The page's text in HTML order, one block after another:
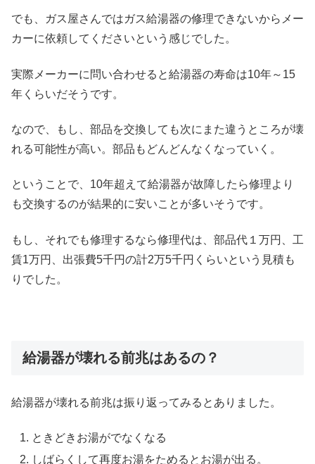
でも、ガス屋さんではガス給湯器の修理できないからメー
カーに依頼してくださいという感じでした。
実際メーカーに問い合わせると給湯器の寿命は10年～15
年くらいだそうです。
なので、もし、部品を交換しても次にまた違うところが壊
れる可能性が高い。部品もどんどんなくなっていく。
ということで、10年超えて給湯器が故障したら修理より
も交換するのが結果的に安いことが多いそうです。
もし、それでも修理するなら修理代は、部品代１万円、工
賃1万円、出張費5千円の計2万5千円くらいという見積も
りでした。
給湯器が壊れる前兆はあるの？
給湯器が壊れる前兆は振り返ってみるとありました。
ときどきお湯がでなくなる
しばらくして再度お湯をためるとお湯が出る。